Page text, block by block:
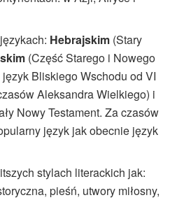
Hebrajskim (Stary
(Część Starego i Nowego
język Bliskiego Wschodu od VI
Aleksandra Wielkiego) i
Nowy Testament. Za czasów
język jak obecnie język
stylach literackich jak:
pieśń, utwory miłosny,